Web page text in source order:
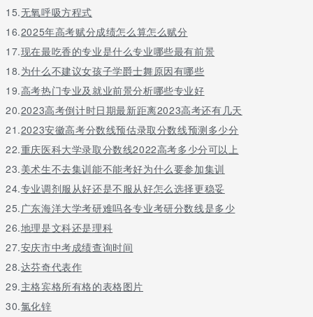
15.无氧呼吸方程式
16.2025年高考赋分成绩怎么算怎么赋分
17.现在最吃香的专业是什么专业哪些最有前景
18.为什么不建议女孩子学爵士舞原因有哪些
19.高考热门专业及就业前景分析哪些专业好
20.2023高考倒计时日期最新距离2023高考还有几天
21.2023安徽高考分数线预估录取分数线预测多少分
22.重庆医科大学录取分数线2022高考多少分可以上
23.美术生不去集训能不能考好为什么要参加集训
24.专业调剂服从好还是不服从好怎么选择更稳妥
25. 广东海洋大学考研难吗各专业考研分数线是多少
26.地理是文科还是理科
27.安庆市中考成绩查询时间
28.达芬奇代表作
29.主格宾格所有格的表格图片
30.氯化锌